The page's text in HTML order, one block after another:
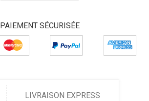
PAIEMENT SÉCURISÉE
LIVRAISON EXPRESS